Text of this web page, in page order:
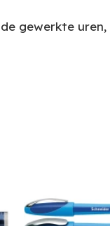
gewerkte